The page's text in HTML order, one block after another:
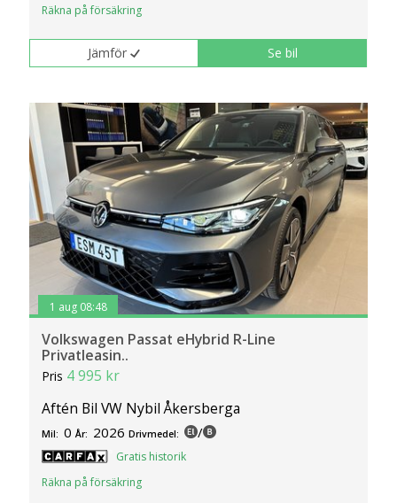
klickar du på Anpassa. Du kan alltid ändra dina
Räkna på försäkring
Jämför Se bil
1 aug 08:48
Volkswagen Passat eHybrid R-Line
Privatleasin..
Pris 4 995 kr
Aftén Bil VW Nybil Åkersberga
Mil: 0 År: 2026 Drivmedel: /
Gratis historik
Räkna på försäkring